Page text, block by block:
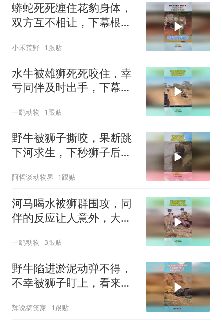
蟒蛇死死缠住花豹身体，
双方互不相让，下幕根本
小禾荒野 1跟贴
水牛被雄狮死死咬住，幸
亏同伴及时出手，下幕雄
一鹞动物 1跟贴
野牛被狮子撕咬，果断跳
下河求生，下秒狮子后悔
阿哲谈动物界 1跟贴
河马喝水被狮群围攻，同
伴的反应让人意外，大自
一鹞动物 3跟贴
野牛陷进淤泥动弹不得，
不幸被狮子盯上，看来凶
辉说搞笑家 1跟贴